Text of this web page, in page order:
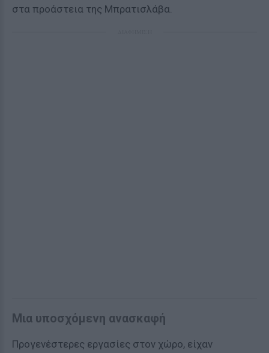
στα προάστεια της Μπρατισλάβα.
Μια υποσχόμενη ανασκαφή
Προγενέστερες εργασίες στον χώρο, είχαν